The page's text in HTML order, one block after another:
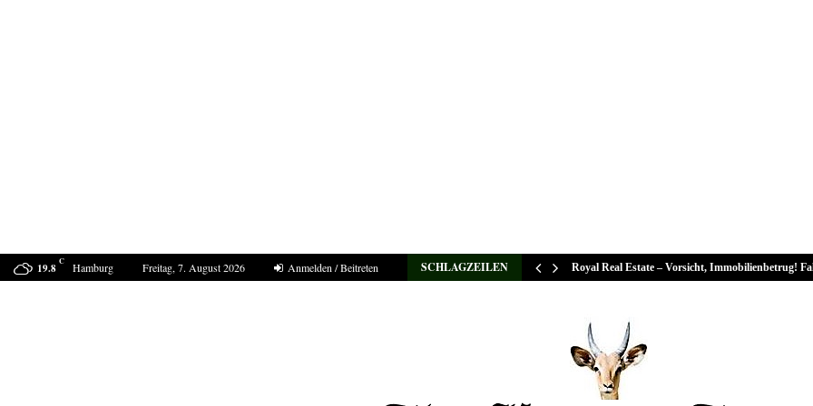
19.8 C Hamburg Freitag, 7. August 2026 Anmelden / Beitreten SCHLAGZEILEN
Bestell-Scam – eine neue Masche Royal Real Estate – Vorsicht, Immobilienbetrug!